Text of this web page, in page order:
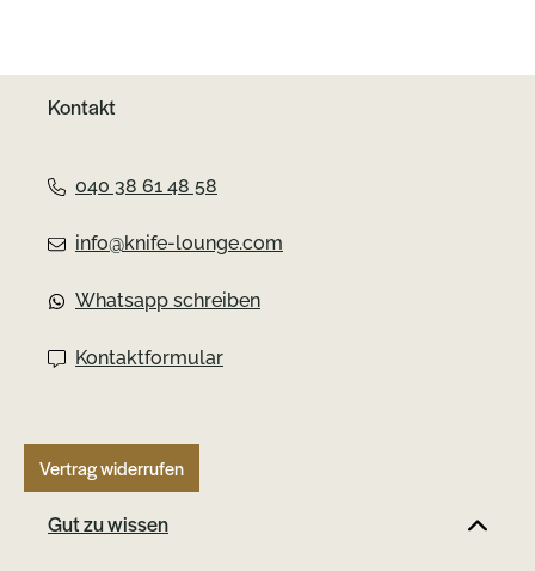
und weltweit sind diese
außergewöhnlichen Flaschenöffner
etwas ganz Besonderes. Irgendwie
martialisch und roh. Und sicherlich
geht eine ungeheure Faszination von
Für Sammler und Jasper Voxnaes Fans
persönlich stellt die Tools in seiner
Werkstatt in Dänemark her. Bitte
beachte: Aufgrund der großen
Kontakt
040 38 61 48 58
info@knife-lounge.com
Whatsapp schreiben
Kontaktformular
Vertrag widerrufen
Gut zu wissen